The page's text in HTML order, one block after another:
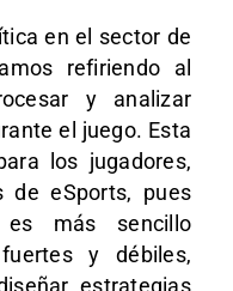
en el sector de
refiriendo al
y analizar
el juego. Esta
los jugadores,
de eSports, pues
más sencillo
y débiles,
estrategias